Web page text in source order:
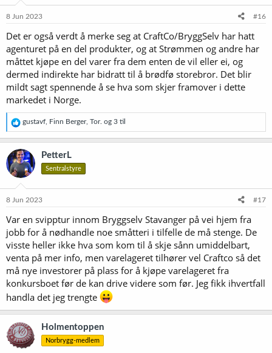
e
8 Jun 2023 #16
Det er også verdt å merke seg at CraftCo/BryggSelv har hatt
agenturet på en del produkter, og at Strømmen og andre har
måttet kjøpe en del varer fra dem enten de vil eller ei, og
dermed indirekte har bidratt til å brødfø storebror. Det blir
mildt sagt spennende å se hva som skjer framover i dette
markedet i Norge.
R
e
a
k
s
j
o
e
:
gustavf Finn Berger, Tor. og 3 til
PetterL
Sentralstyre
8 Jun 2023 #17
Var en svipptur innom Bryggselv Stavanger på vei hjem fra
jobb for å nødhandle noe småtteri i tilfelle de må stenge. De
visste heller ikke hva som kom til å skje sånn umiddelbart,
venta på mer info, men varelageret tilhører vel Craftco så det
må nye investorer på plass for å kjøpe varelageret fra
konkursboet før de kan drive videre som før. Jeg fikk ihvertfall
handla det jeg trengte
Holmentoppen
Norbrygg-medlem